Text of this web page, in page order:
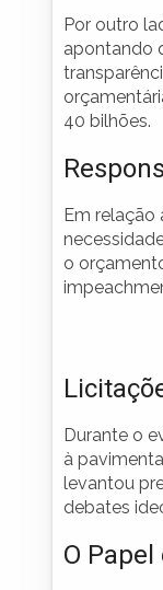
Por outro
apontando
40 bilhões.
Em relação
o
Durante o
à
levantou
debates
O